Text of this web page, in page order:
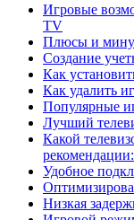
Игровые
TV
Плюсы и
Создание
Как
Как удалить
Популярные
Лучший
Какой
рекомендации:
Удобное
Низкая